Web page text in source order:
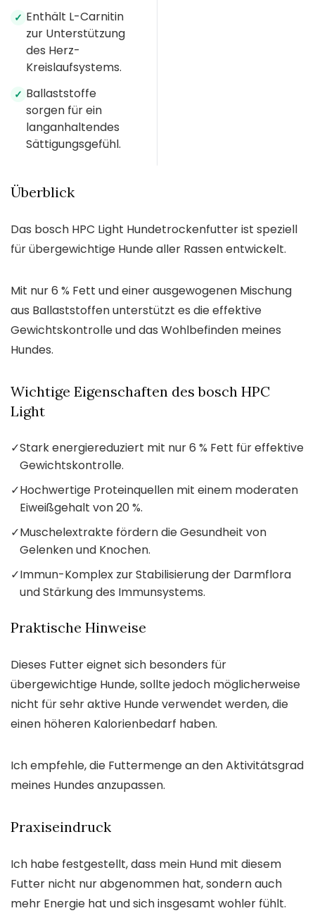
✓ Enthält L-Carnitin
zur Unterstützung
des Herz-
Kreislaufsystems.
✓ Ballaststoffe
sorgen für ein
langanhaltendes
Sättigungsgefühl.
Überblick
Das bosch HPC Light Hundetrockenfutter ist speziell
für übergewichtige Hunde aller Rassen entwickelt.
Mit nur 6 % Fett und einer ausgewogenen Mischung
aus Ballaststoffen unterstützt es die effektive
Gewichtskontrolle und das Wohlbefinden meines
Hundes.
Wichtige Eigenschaften des bosch HPC
Light
✓Stark energiereduziert mit nur 6 % Fett für effektive
Gewichtskontrolle.
✓Hochwertige Proteinquellen mit einem moderaten
Eiweißgehalt von 20 %.
✓Muschelextrakte fördern die Gesundheit von
Gelenken und Knochen.
✓Immun-Komplex zur Stabilisierung der Darmflora
und Stärkung des Immunsystems.
Praktische Hinweise
Dieses Futter eignet sich besonders für
übergewichtige Hunde, sollte jedoch möglicherweise
nicht für sehr aktive Hunde verwendet werden, die
einen höheren Kalorienbedarf haben.
Ich empfehle, die Futtermenge an den Aktivitätsgrad
meines Hundes anzupassen.
Praxiseindruck
Ich habe festgestellt, dass mein Hund mit diesem
Futter nicht nur abgenommen hat, sondern auch
mehr Energie hat und sich insgesamt wohler fühlt.